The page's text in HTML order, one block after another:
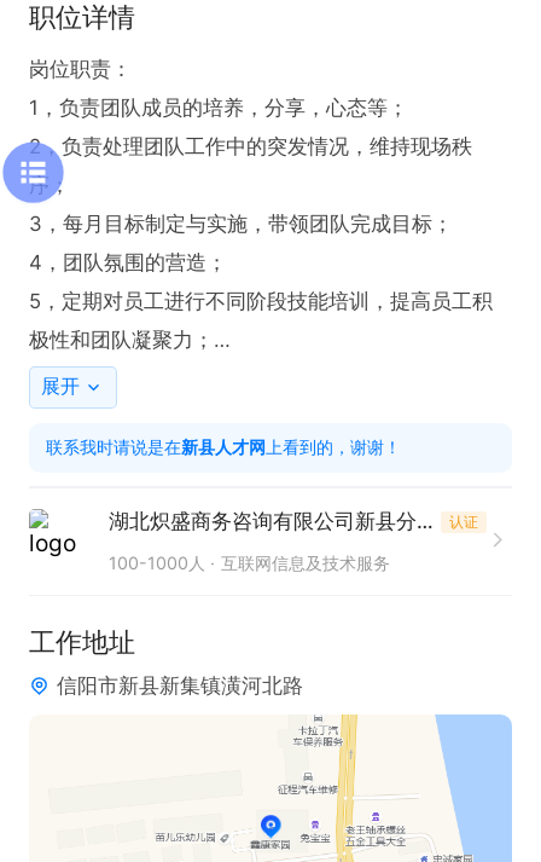
职位详情
岗位职责：
1，负责团队成员的培养，分享，心态等；
2，负责处理团队工作中的突发情况，维持现场秩
序；
3，每月目标制定与实施，带领团队完成目标；
4，团队氛围的营造；
5，定期对员工进行不同阶段技能培训，提高员工积
极性和团队凝聚力；
6，结合报表数据，监控，分析团队成员情况，及时
工作时间：8:30--18:00；午休1.5小时；
1，2年以上催收经验，1年以上催收管理工作经验(优
秀者可放宽条件);
辑思维能力，有责任感，有团队管理意识及合作意
识，愿意接受一切挑战；
3，执行力强；业务知识扎实；薪资情况：
底薪5000+基本绩效(不封顶)+团队提成；综合薪资1
w-1.5W不封顶，具体面议，根据能力一经录用，待遇
展开
联系我时请说是在新县人才网 上看到的，谢谢！
湖北炽盛商务咨询有限公司新县分公司 认证
100-1000人 互联网信息及技术服务
工作地址
信阳市新县新集镇潢河北路